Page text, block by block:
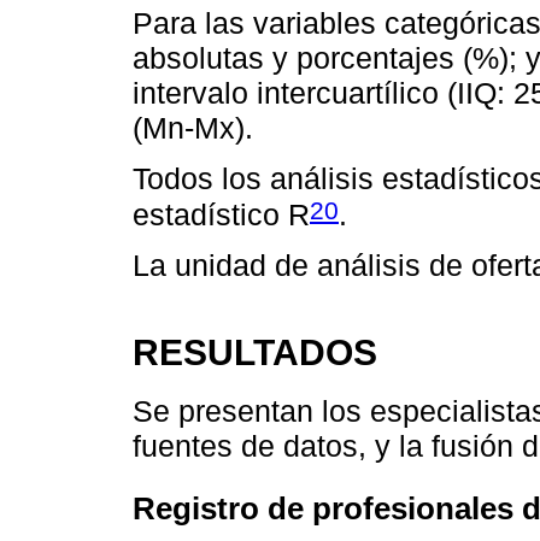
Para las variables
absolutas y porcentajes (%);
intervalo intercuartílico (IIQ:
(Mn-Mx).
Todos los análisis
estadístico R20.
La unidad de análisis de
RESULTADOS
Se presentan los
fuentes de datos, y la fusión
Registro de profesionales